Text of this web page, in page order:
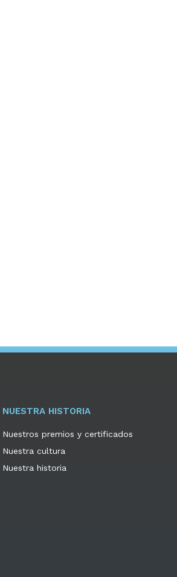
NUESTRA HISTORIA
Nuestros premios y certificados
Nuestra cultura
Nuestra historia